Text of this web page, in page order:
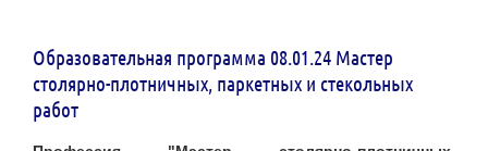
Образовательная программа 08.01.24 Мастер
столярно-плотничных, паркетных и стекольных
работ